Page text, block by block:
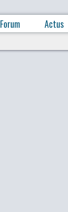
Forum Actus